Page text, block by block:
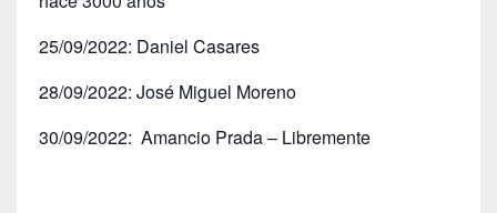
25/09/2022: Daniel Casares
28/09/2022: José Miguel Moreno
30/09/2022: Amancio Prada – Libremente